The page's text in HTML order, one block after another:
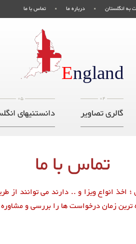
تماس با ما درباره ما به انگلستان
England
05
دانستنیهای
04
گالری تصاویر
تماس با ما
انواع ویزا و .. دارند می توانند
زمان درخواست ها را بررسی و مشاوره